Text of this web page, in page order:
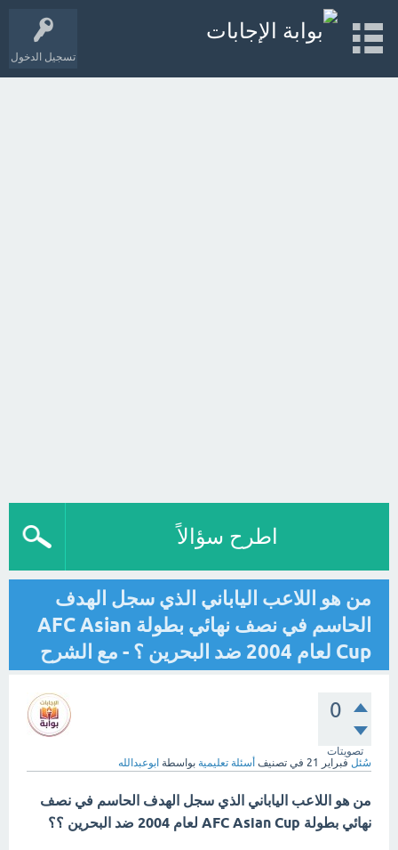
تسجيل الدخول
اطرح سؤالاً
من هو اللاعب الياباني الذي سجل الهدف
الحاسم في نصف نهائي بطولة AFC Asian
Cup لعام 2004 ضد البحرين ؟ - مع الشرح
0
تصويتات
سُئل فبراير 21 في تصنيف أسئلة تعليمية بواسطة ابوعبدالله
من هو اللاعب الياباني الذي سجل الهدف الحاسم في نصف
نهائي بطولة AFC Asian Cup لعام 2004 ضد البحرين ؟؟